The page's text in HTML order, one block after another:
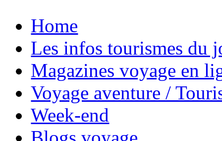
Home
Les infos tourismes du
Magazines voyage en
Voyage aventure /
Week-end